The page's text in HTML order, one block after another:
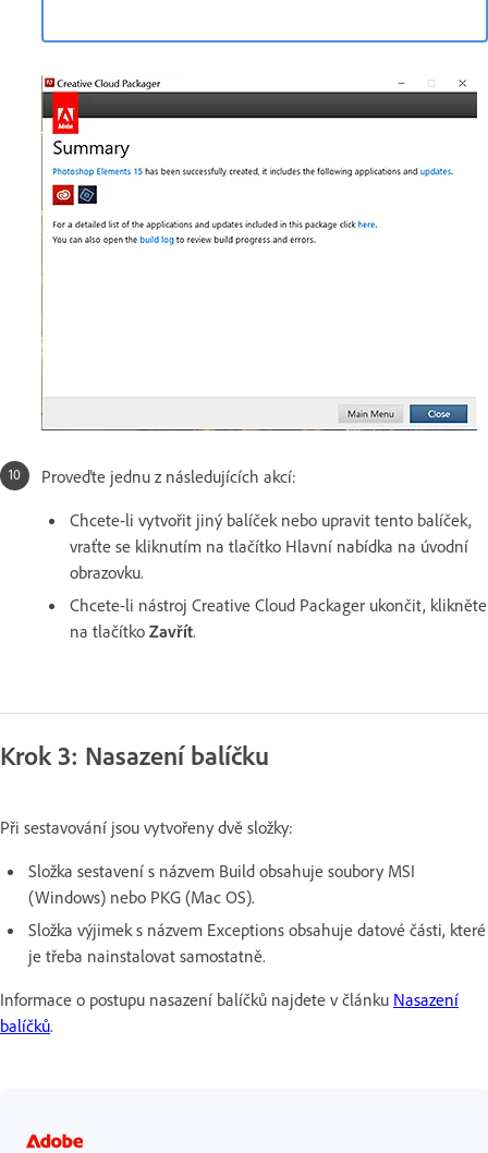
Proveďte jednu z následujících akcí:
Chcete-li vytvořit jiný balíček nebo upravit tento balíček,
vraťte se kliknutím na tlačítko Hlavní nabídka na úvodní
obrazovku.
Chcete-li nástroj Creative Cloud Packager ukončit, klikněte
na tlačítko Zavřít.
Krok 3: Nasazení balíčku
Při sestavování jsou vytvořeny dvě složky:
Složka sestavení s názvem Build obsahuje soubory MSI
(Windows) nebo PKG (Mac OS).
Složka výjimek s názvem Exceptions obsahuje datové části, které
je třeba nainstalovat samostatně.
Informace o postupu nasazení balíčků najdete v článku Nasazení
balíčků.